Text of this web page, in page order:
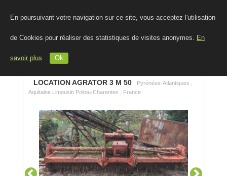
En poursuivant votre navigation sur ce site, vous acceptez l'utilisation
de Cookies pour réaliser des statistiques de visites anonymes. En
savoir plus Ok
LOCATION AGRATOR 3 M 50
Pyrénées-Atlantiques ,
Aquitaine Limousin Poitou-Charentes , France